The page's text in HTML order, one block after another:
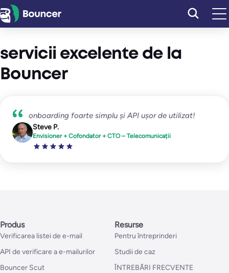
Sari
la
servicii excelente de la
Bouncer
onboarding foarte simplu și API ușor de utilizat!
Steve P.
Envisioner + Cofondator + CTO – Telecomunicații
Produs
Verificarea listei de e-mail
API de verificare a e-mailurilor
Bouncer Scut
Resurse
Pentru întreprinderi
Studii de caz
ÎNTREBĂRI FRECVENTE